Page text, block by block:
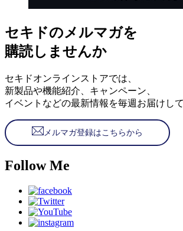
セキドのメルマガを
購読しませんか
セキドオンラインストアでは、
新製品や機能紹介、キャンペーン、
イベントなどの最新情報を毎週お届けして
メルマガ登録はこちらから
Follow Me